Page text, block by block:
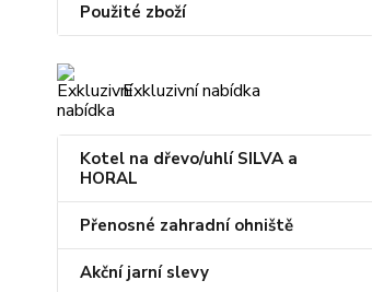
Použité zboží
Exkluzivní nabídka
Kotel na dřevo/uhlí SILVA a
HORAL
Přenosné zahradní ohniště
Akční jarní slevy